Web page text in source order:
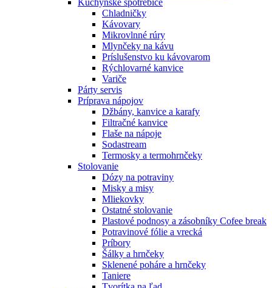
Kuchynské spotrebiče
Chladničky
Kávovary
Mikrovlnné rúry
Mlynčeky na kávu
Príslušenstvo ku kávovarom
Rýchlovarné kanvice
Variče
Párty servis
Príprava nápojov
Džbány, kanvice a karafy
Filtračné kanvice
Flaše na nápoje
Sodastream
Termosky a termohrnčeky
Stolovanie
Dózy na potraviny
Misky a misy
Mliekovky
Ostatné stolovanie
Plastové podnosy a zásobníky Cofee break
Potravinové fólie a vrecká
Príbory
Šálky a hrnčeky
Sklenené poháre a hrnčeky
Taniere